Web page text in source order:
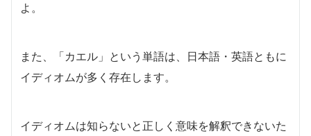
よ。
また、「カエル」という単語は、日本語・英語ともに
イディオムが多く存在します。
イディオムは知らないと正しく意味を解釈できないた